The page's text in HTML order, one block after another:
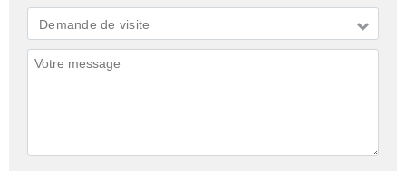
Demande
*
Demande de visite
Commentaires